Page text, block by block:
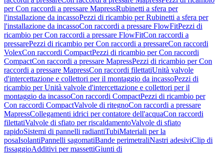
per Con raccordi a pressare MapressRubinetti a sfera per
l'installazione da incassoPezzi di ricambio per Rubinetti a sfera per
l'installazione da incassoCon raccordi a pressare FlowFitPezzi di
ricambio per Con raccordi a pressare FlowFitCon raccordi a
pressarePezzi di ricambio per Con raccordi a pressareCon raccordi
VolexCon raccordi CompactPezzi di ricambio per Con raccordi
CompactCon raccordi a pressare MapressPezzi di ricambio per Con
raccordi a pressare MapressCon raccordi filettatiUnità valvole
d'intercettazione e collettori per il montaggio da incassoPezzi di
ricambio per Unità valvole d'intercettazione e collettori per il
montaggio da incassoCon raccordi CompactPezzi di ricambio per
Con raccordi CompactValvole di ritegnoCon raccordi a pressare
MapressCollegamenti idrici per contatore dell'acquaCon raccordi
filettatiValvole di sfiato per riscaldamentoValvole di sfiato
rapidoSistemi di pannelli radiantiTubiMateriali per la
posaIsolantiPannelli sagomatiBande perimetraliNastri adesiviClip di
fissaggioAdditivi per massettiGiunti di